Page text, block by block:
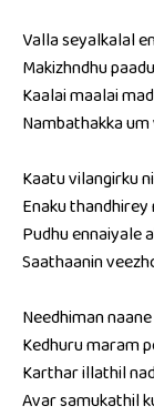
Valla seyalkalal
Makizhndhu
Kaalai maalai
Nambathakka
Kaatu vilangirku
Enaku
Pudhu ennaiyale
Saathaanin
Needhiman
Kedhuru maram
Karthar illathil
Avar samukathil